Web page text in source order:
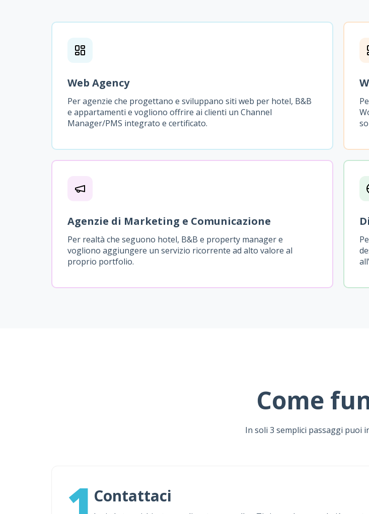
Web Agency
Per agenzie che progettano e sviluppano siti web per hotel, B&B
e appartamenti e vogliono offrire ai clienti un Channel
Manager/PMS integrato e certificato.
Agenzie di Marketing e Comunicazione
Per realtà che seguono hotel, B&B e property manager e
vogliono aggiungere un servizio ricorrente ad alto valore al
proprio portfolio.
Come
In soli 3 semplici passaggi puoi
Contattaci